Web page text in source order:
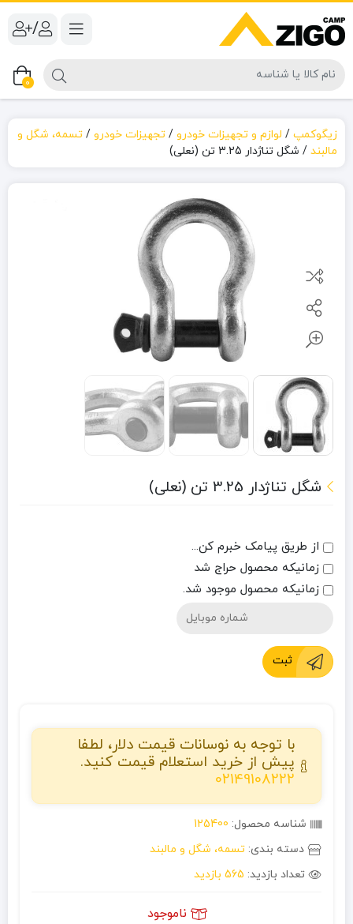
/
0
زیگوکمپ / لوازم و تجهیزات خودرو / تجهیزات خودرو / تسمه، شگل و
مالبند / شگل تناژدار 3.25 تن (نعلی)
شگل تناژدار 3.25 تن (نعلی)
از طریق پیامک خبرم کن...
زمانیکه محصول حراج شد
زمانیکه محصول موجود شد.
ثبت
با توجه به نوسانات قیمت دلار، لطفا
پیش از خرید استعلام قیمت کنید.
02149108222
شناسه محصول: 125400
دسته بندی: تسمه، شگل و مالبند
تعداد بازدید: 565 بازدید
ناموجود